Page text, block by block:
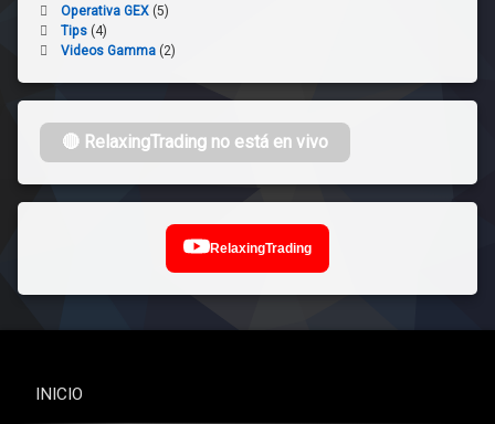
Operativa GEX(5)
Tips(4)
Videos Gamma(2)
🔴 RelaxingTrading no está en vivo
RelaxingTrading
INICIO